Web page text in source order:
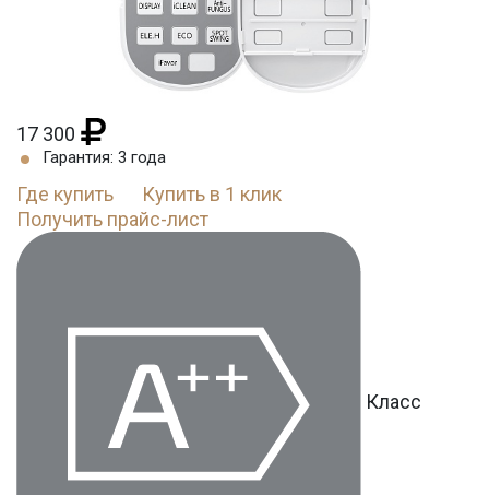
17 300
Гарантия: 3 года
Где купить
Купить в 1 клик
Получить прайс-лист
Класс